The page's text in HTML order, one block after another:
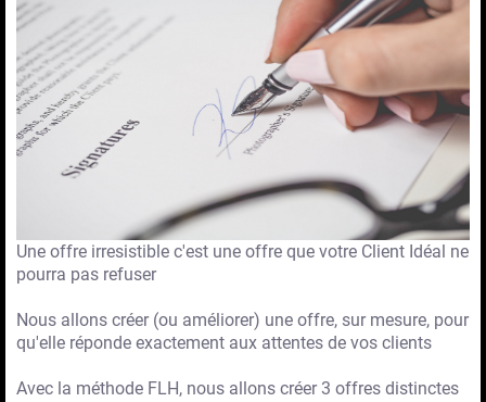
Une offre irresistible c'est une offre que votre Client Idéal ne
pourra pas refuser
Nous allons créer (ou améliorer) une offre, sur mesure, pour
qu'elle réponde exactement aux attentes de vos clients
Avec la méthode FLH, nous allons créer 3 offres distinctes